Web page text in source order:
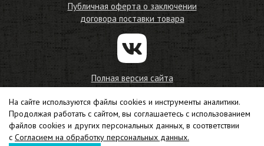
Публичная оферта о заключении
договора поставки товара
Полная версия сайта
© 2010—2026
Магазин материалов для машинной вышивки
Соглашение на обработку персональных данных
На сайте используются файлы cookies и инструменты аналитики.
Продолжая работать с сайтом, вы соглашаетесь с использованием
файлов cookies и других персональных данных, в соответствии
с Согласием на обработку персональных данных.